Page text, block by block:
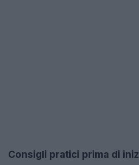
Consigli pratici prima di